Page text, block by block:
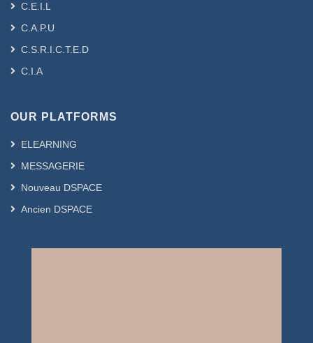
C.E.I.L
C.A.P.U
C.S.R.I.C.T.E.D
C.I.A
OUR PLATFORMS
ELEARNING
MESSAGERIE
Nouveau DSPACE
Ancien DSPACE